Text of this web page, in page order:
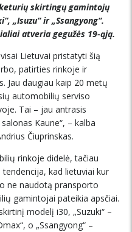
skirtingų gamintojų
„Isuzu“ ir „Ssangyong“.
atveria gegužės 19-ąją.
Lietuvai pristatyti šią
patirties rinkoje ir
Jau daugiau kaip 20 metų
automobilių serviso
Tai – jau antrasis
Kaune“, – kalba
Čiuprinskas.
rinkoje didelė, tačiau
kad lietuviai kur
ne naudotą pransporto
gamintojai pateikia apsčiai.
modelį i30, „Suzuki“ –
o „Ssangyong“ –